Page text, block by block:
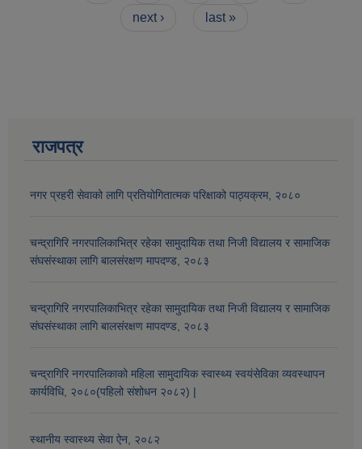
next ›
last »
राजपत्र
नगर प्रहरी सेवाको लागि प्रतियोगितात्मक परिक्षाको पाठ्यक्रम, २०८०
चन्द्रागिरि नगरपालिकाभित्र रहेका सामुदायिक तथा निजी विद्यालय र सामाजिक
संघसंस्थाका लागि बालसंरक्षण मापदण्ड, २०८३
चन्द्रागिरि नगरपालिकाभित्र रहेका सामुदायिक तथा निजी विद्यालय र सामाजिक
संघसंस्थाका लागि बालसंरक्षण मापदण्ड, २०८३
चन्द्रागिरि नगरपालिकाको महिला सामुदायिक स्वास्थ्य स्वयंसेविका व्यवस्थापन
कार्यविधि, २०८०(पहिलो संशोधन २०८२) |
स्थानीय स्वास्थ्य सेवा ऐन, २०८२